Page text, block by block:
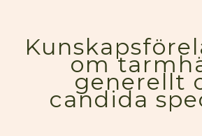
om
generellt
candida